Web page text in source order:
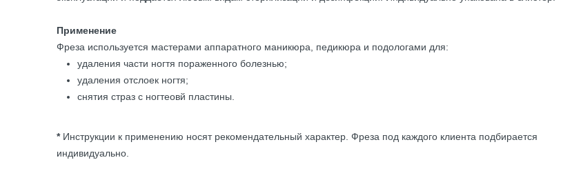
Применение
Фреза используется мастерами аппаратного маникюра, педикюра и подологами для:
удаления части ногтя пораженного болезнью;
удаления отслоек ногтя;
снятия страз с ногтеовй пластины.
* Инструкции к применению носят рекомендательный характер. Фреза под каждого клиента подбирается
индивидуально.